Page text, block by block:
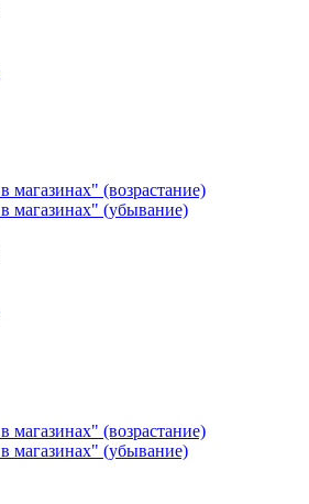
магазинах" (возрастание)
магазинах" (убывание)
магазинах" (возрастание)
магазинах" (убывание)